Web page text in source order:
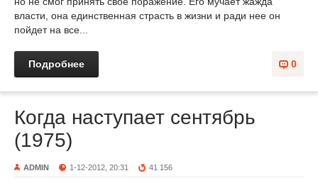
власти, она единственная страсть в жизни и ради нее он
пойдет на все...
0
Подробнее
Когда наступает сентябрь
(1975)
ADMIN 1-12-2012, 20:31 41 156